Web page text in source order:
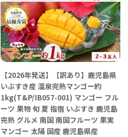
【2026年発送】【訳あり】鹿児島県
いぶすき産 温泉完熟マンゴー約
1kg(T&P/IB057-001) マンゴー フル
ーツ 果物 旬 夏 指宿 いぶすき 鹿児島
完熟 グルメ 南国 南国フルーツ 果実
マンゴー 太陽 国産 鹿児島県産